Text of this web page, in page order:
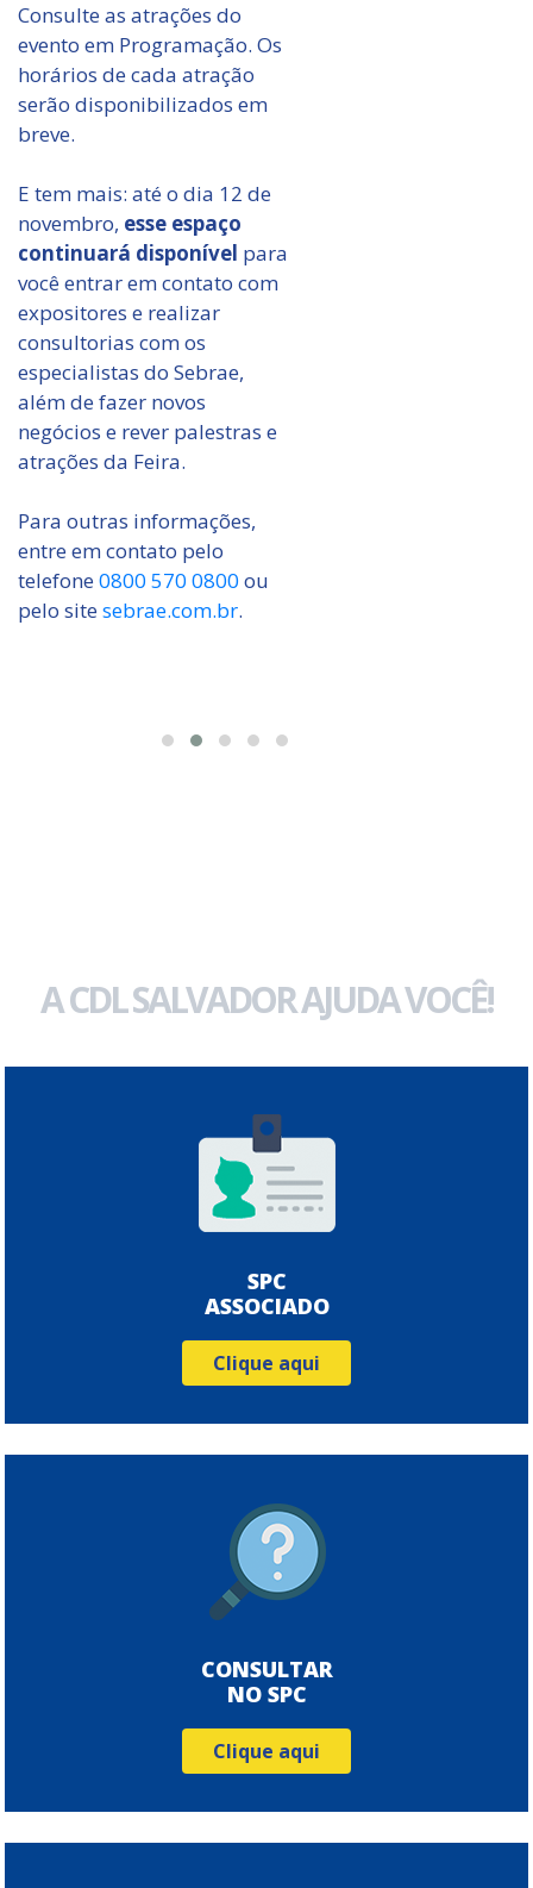
Consulte as atrações do
evento em Programação. Os
horários de cada atração
serão disponibilizados em
breve.
E tem mais: até o dia 12 de
novembro, esse espaço
continuará disponível para
você entrar em contato com
expositores e realizar
consultorias com os
especialistas do Sebrae,
além de fazer novos
negócios e rever palestras e
atrações da Feira.
Para outras informações,
entre em contato pelo
telefone0800 570 0800 ou
pelo sitesebrae.com.br.
A CDL SALVADOR AJUDA VOCÊ!
SPC
ASSOCIADO
Clique aqui
CONSULTAR
NO SPC
Clique aqui